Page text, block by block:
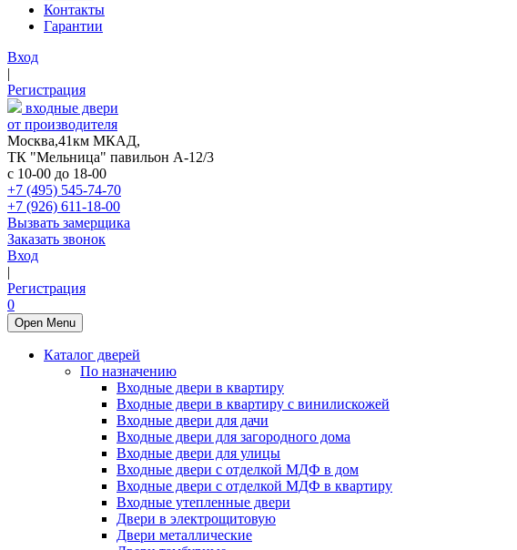
Контакты
Гарантии
Вход
|
Регистрация
входные двери
от производителя
Москва,41км МКАД,
ТК "Мельница" павильон А-12/3
с 10-00 до 18-00
+7 (495) 545-74-70
+7 (926) 611-18-00
Вызвать замерщика
Заказать звонок
Вход
|
Регистрация
0
Open Menu
Каталог дверей
По назначению
Входные двери в квартиру
Входные двери в квартиру с винилискожей
Входные двери для дачи
Входные двери для загородного дома
Входные двери для улицы
Входные двери с отделкой МДФ в дом
Входные двери с отделкой МДФ в квартиру
Входные утепленные двери
Двери в электрощитовую
Двери металлические